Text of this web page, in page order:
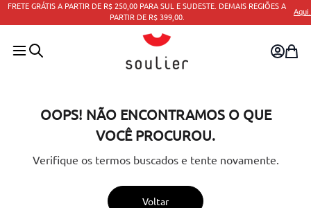
REGIÕES A Aqui. PARCELAMENTO EM ATÉ 10X SEM
OOPS! NÃO ENCONTRAMOS O QUE
VOCÊ PROCUROU.
Verifique os termos buscados e tente novamente.
Voltar